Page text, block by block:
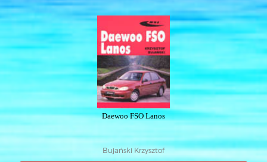
Daewoo FSO Lanos
Bujański Krzysztof